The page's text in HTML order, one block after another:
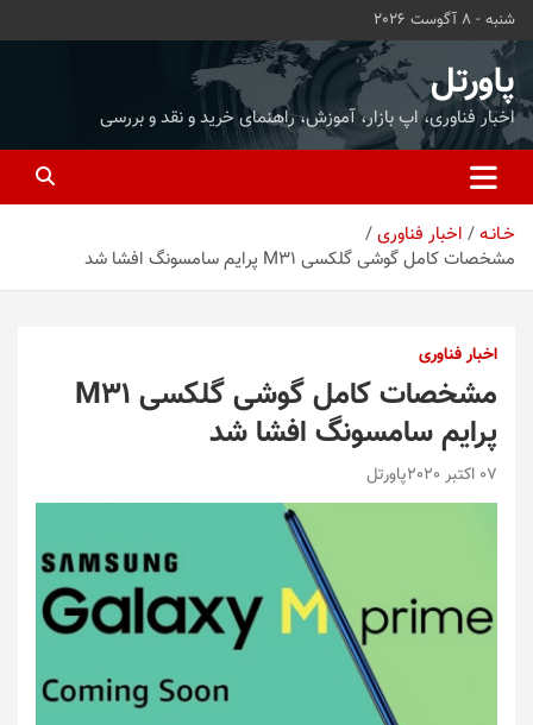
محتوا
بروید
شنبه - 8 آگوست 2026
پاورتل
اخبار فناوری، اپ بازار، آموزش، راهنمای خرید و نقد و بررسی
خـانـه
اخبار فناوری
مشخصات کامل گوشی گلکسی M31 پرایم سامسونگ افشا شد
اخبار فناوری
مشخصات کامل گوشی گلکسی M31
پرایم سامسونگ افشا شد
07 اکتبر 2020 پاورتل